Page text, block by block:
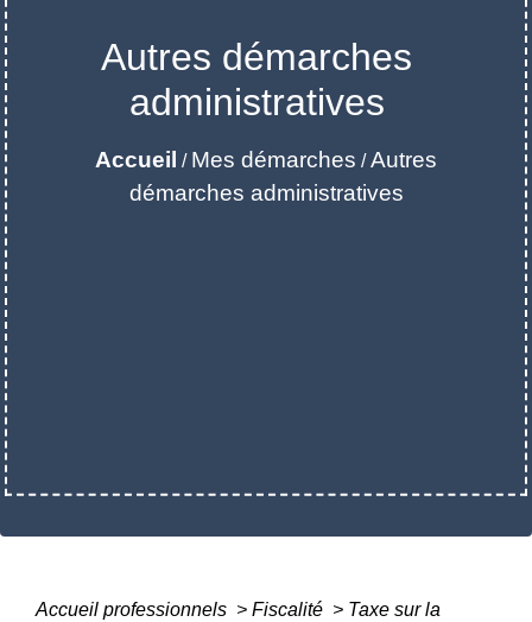
Autres démarches
administratives
Accueil / Mes démarches /Autres
démarches administratives
Accueil professionnels > Fiscalité > Taxe sur la